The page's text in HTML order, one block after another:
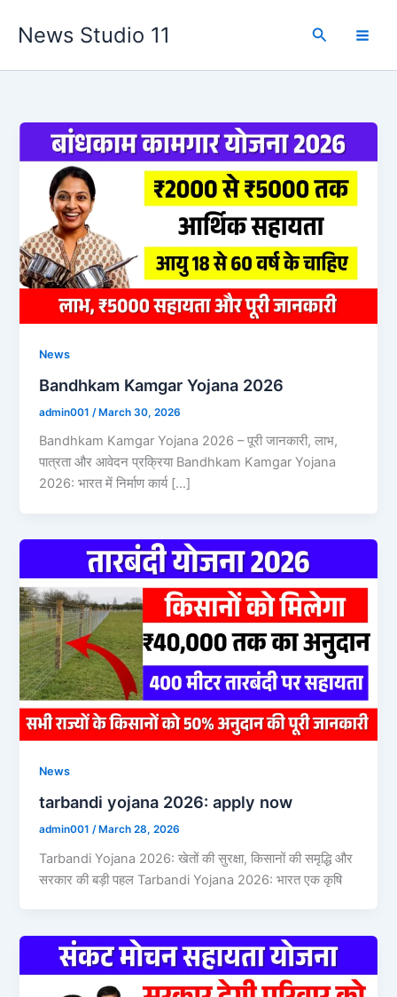
News Studio 11 Search
News
Bandhkam Kamgar Yojana 2026
admin001 /March 30, 2026
Bandhkam Kamgar Yojana 2026 – पूरी जानकारी, लाभ,
पात्रता और आवेदन प्रक्रिया Bandhkam Kamgar Yojana
2026: भारत में निर्माण कार्य […]
News
tarbandi yojana 2026: apply now
admin001 /March 28, 2026
Tarbandi Yojana 2026: खेतों की सुरक्षा, किसानों की समृद्धि और
सरकार की बड़ी पहल Tarbandi Yojana 2026: भारत एक कृषि